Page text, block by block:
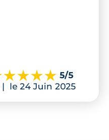
5/5
| le 24 Juin 2025